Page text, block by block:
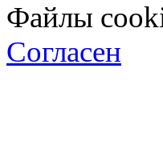
Файлы
Согласен